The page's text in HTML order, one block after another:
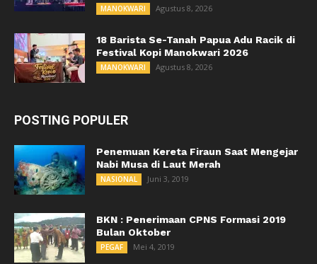
MANOKWARI Agustus 8, 2026
18 Barista Se-Tanah Papua Adu Racik di
Festival Kopi Manokwari 2026
MANOKWARI Agustus 8, 2026
POSTING POPULER
Penemuan Kereta Firaun Saat Mengejar
Nabi Musa di Laut Merah
NASIONAL Juni 3, 2019
BKN : Penerimaan CPNS Formasi 2019
Bulan Oktober
PEGAF Mei 4, 2019